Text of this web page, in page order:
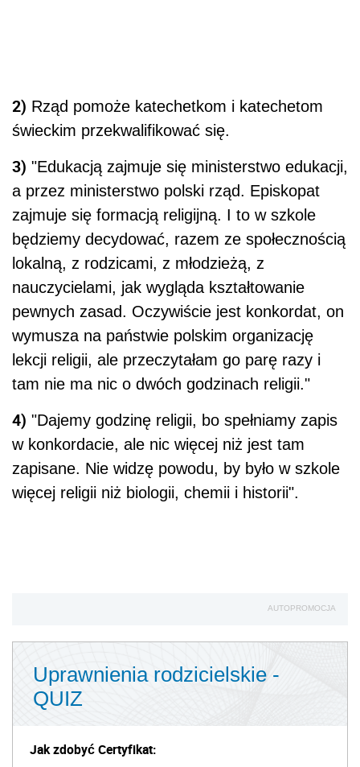
2) Rząd pomoże katechetkom i katechetom
świeckim przekwalifikować się.
3) "Edukacją zajmuje się ministerstwo edukacji,
a przez ministerstwo polski rząd. Episkopat
zajmuje się formacją religijną. I to w szkole
będziemy decydować, razem ze społecznością
lokalną, z rodzicami, z młodzieżą, z
nauczycielami, jak wygląda kształtowanie
pewnych zasad. Oczywiście jest konkordat, on
wymusza na państwie polskim organizację
lekcji religii, ale przeczytałam go parę razy i
tam nie ma nic o dwóch godzinach religii."
4) "Dajemy godzinę religii, bo spełniamy zapis
w konkordacie, ale nic więcej niż jest tam
zapisane. Nie widzę powodu, by było w szkole
więcej religii niż biologii, chemii i historii".
AUTOPROMOCJA
Uprawnienia rodzicielskie -
QUIZ
Jak zdobyć Certyfikat: